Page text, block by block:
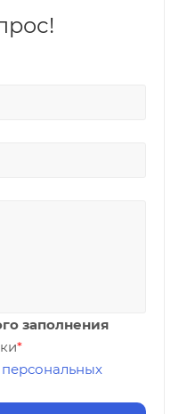
заполнения
*